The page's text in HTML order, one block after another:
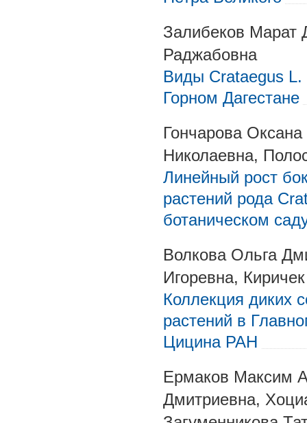
Залибеков Марат
Раджабовна
Виды Crataegus L.
Горном Дагестане
Гончарова
Николаевна,
Линейный рост
растений рода
ботаническом
Волкова Ольга
Игоревна,
Коллекция диких
растений в
Цицина РАН
Ермаков Максим
Дмитриевна,